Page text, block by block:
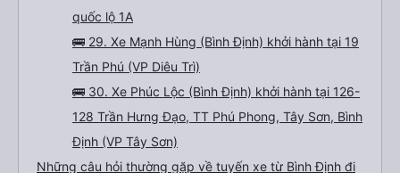
quốc lộ 1A
🚌 29. Xe Mạnh Hùng (Bình Định) khởi hành tại 19
Trần Phú (VP Diêu Trì)
🚌 30. Xe Phúc Lộc (Bình Định) khởi hành tại 126-
128 Trần Hưng Đạo, TT Phú Phong, Tây Sơn, Bình
Định (VP Tây Sơn)
Những câu hỏi thường gặp về tuyến xe từ Bình Định đi